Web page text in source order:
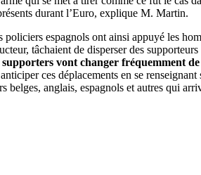
durant l’Euro, explique M. Martin.
espagnols ont ainsi appuyé les
tâchaient de disperser des
supporters vont changer fréquemment
ces déplacements en se
belges, anglais, espagnols et autres qui